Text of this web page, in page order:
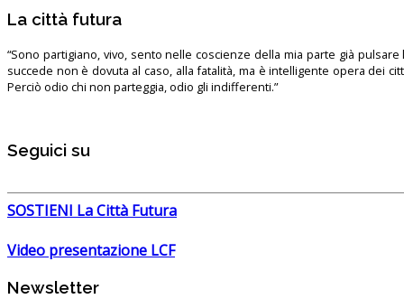
La città futura
“Sono partigiano, vivo, sento nelle coscienze della mia parte già pulsare
succede non è dovuta al caso, alla fatalità, ma è intelligente opera dei
Perciò odio chi non parteggia, odio gli indifferenti.”
Seguici su
SOSTIENI La Città Futura
Video presentazione LCF
Newsletter